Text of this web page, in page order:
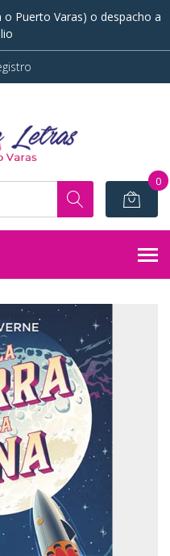
Puerto Varas) o despacho a
0